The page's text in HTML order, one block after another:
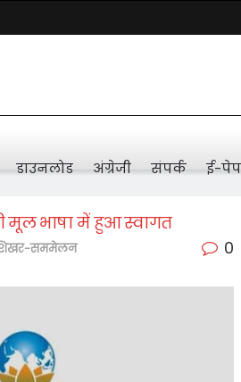
डाउनलोड अंग्रेजी संपर्क ई-
मूल भाषा में हुआ स्वागत
सममेलन 0